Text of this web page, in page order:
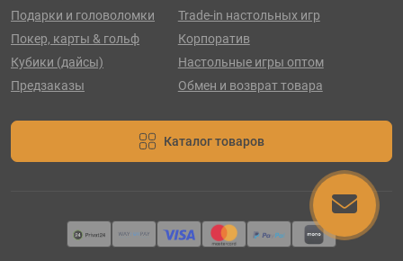
Подарки и головоломки
Покер, карты & гольф
Кубики (дайсы)
Предзаказы
Trade-in настольных игр
Корпоратив
Настольные игры оптом
Обмен и возврат товара
Каталог товаров